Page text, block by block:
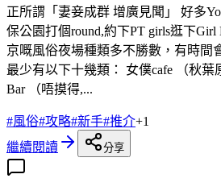
正所謂「妻妾成群 增廣見聞」 好多
保公園打個round,約下PT girls逛下
京嘅風俗夜場種類多不勝數，有時間
最少有以下十幾類： 女僕cafe （秋葉
Bar （唔摸得,...
#風俗#攻略#新手#推介+1
繼續閱讀
分享